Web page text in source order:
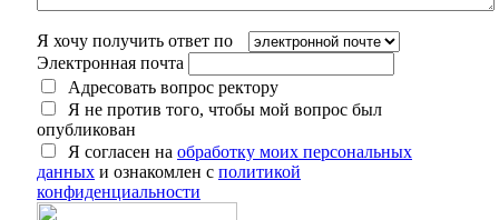
Я хочу получить ответ по
Электронная почта
Адресовать вопрос ректору
Я не против того, чтобы мой вопрос был
опубликован
Я согласен на обработку моих персональных
данных и ознакомлен с политикой
конфиденциальности